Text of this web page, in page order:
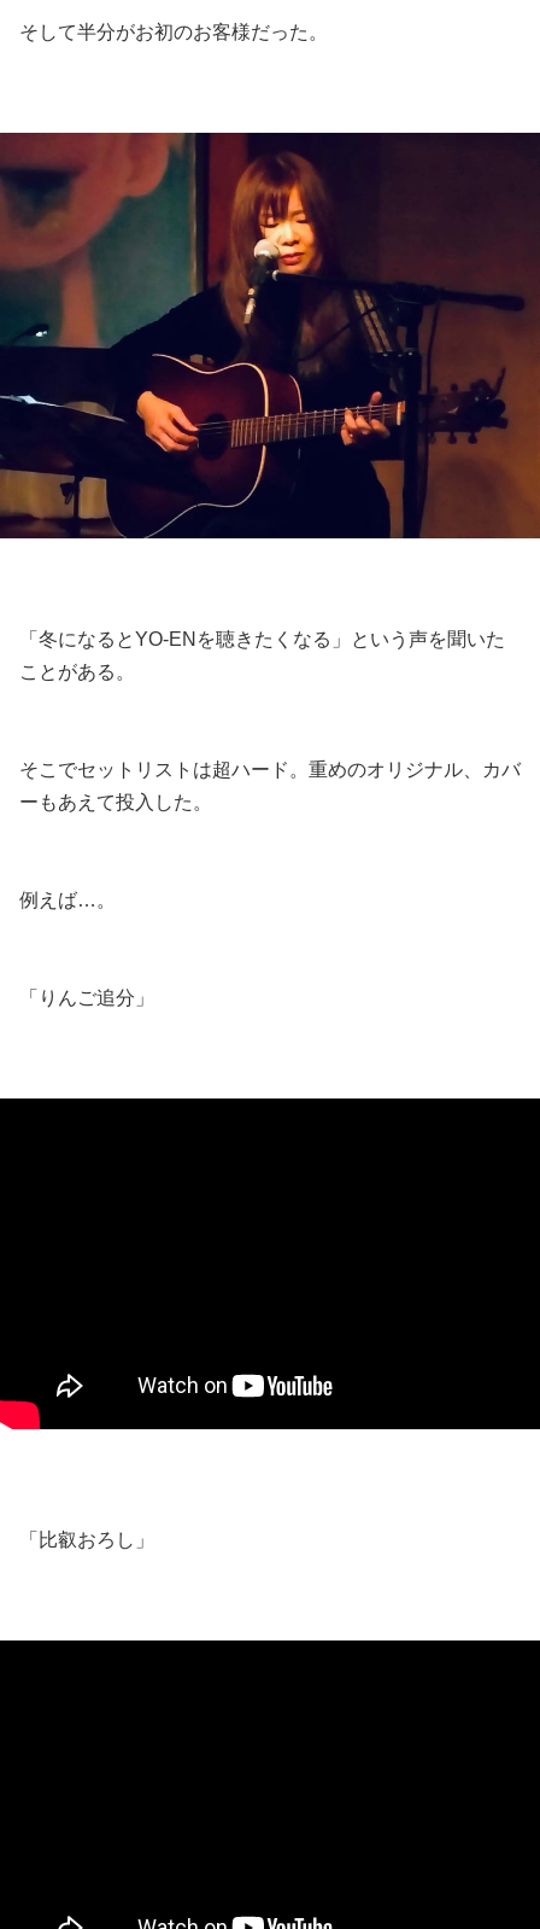
そして半分がお初のお客様だった。
「冬になるとYO-ENを聴きたくなる」という声を聞いた
ことがある。
そこでセットリストは超ハード。重めのオリジナル、カバ
ーもあえて投入した。
例えば…。
「りんご追分」
「比叡おろし」